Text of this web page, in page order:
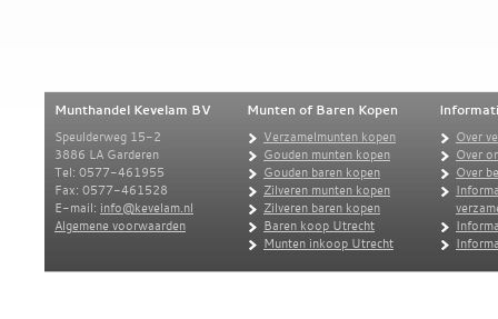
Munthandel Kevelam BV
Speulderweg 15-2
3886 LA Garderen
Tel: 0577-461955
Fax: 0577-461528
E-mail: info@kevelam.nl
Algemene voorwaarden
Munten of Baren Kopen
Verzamelmunten kopen
Gouden munten kopen
Gouden baren kopen
Zilveren munten kopen
Zilveren baren kopen
Baren koop Utrecht
Munten inkoop Utrecht
Over
Over
Over